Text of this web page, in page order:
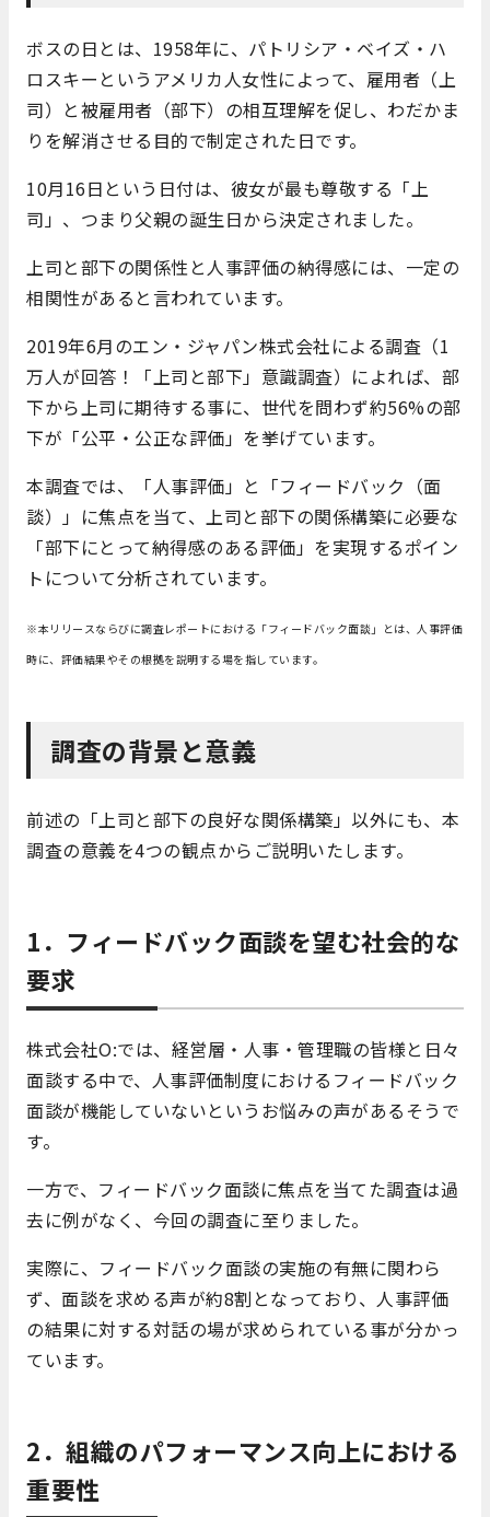
ボスの日とは、1958年に、パトリシア・ベイズ・ハ
ロスキーというアメリカ人女性によって、雇用者（上
司）と被雇用者（部下）の相互理解を促し、わだかま
りを解消させる目的で制定された日です。
10月16日という日付は、彼女が最も尊敬する「上
司」、つまり父親の誕生日から決定されました。
上司と部下の関係性と人事評価の納得感には、一定の
相関性があると言われています。
2019年6月のエン・ジャパン株式会社による調査（1
万人が回答！「上司と部下」意識調査）によれば、部
下から上司に期待する事に、世代を問わず約56%の部
下が「公平・公正な評価」を挙げています。
本調査では、「人事評価」と「フィードバック（面
談）」に焦点を当て、上司と部下の関係構築に必要な
「部下にとって納得感のある評価」を実現するポイン
トについて分析されています。
※本リリースならびに調査レポートにおける「フィードバック面談」とは、人事評価
時に、評価結果やその根拠を説明する場を指しています。
調査の背景と意義
前述の「上司と部下の良好な関係構築」以外にも、本
調査の意義を4つの観点からご説明いたします。
1．フィードバック面談を望む社会的な
要求
株式会社O:では、経営層・人事・管理職の皆様と日々
面談する中で、人事評価制度におけるフィードバック
面談が機能していないというお悩みの声があるそうで
す。
一方で、フィードバック面談に焦点を当てた調査は過
去に例がなく、今回の調査に至りました。
実際に、フィードバック面談の実施の有無に関わら
ず、面談を求める声が約8割となっており、人事評価
の結果に対する対話の場が求められている事が分かっ
ています。
2．組織のパフォーマンス向上における
重要性